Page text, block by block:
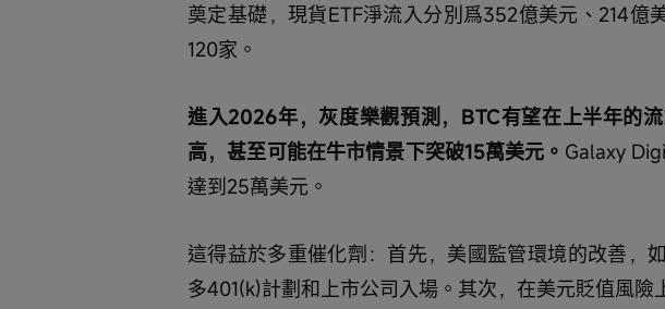
奠定基礎，現貨ETF淨流入分別爲352億美元、214億
120家。
進入2026年，灰度樂觀預測，BTC有望在上半年的
高，甚至可能在牛市情景下突破15萬美元。 Galaxy
達到25萬美元。
這得益於多重催化劑：首先，美國監管環境的改善，
多401(k)計劃和上市公司入場。其次，在美元貶值風險